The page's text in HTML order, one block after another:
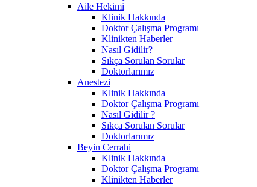
Aile Hekimi
Klinik Hakkında
Doktor Çalışma Programı
Klinikten Haberler
Nasıl Gidilir?
Sıkça Sorulan Sorular
Doktorlarımız
Anestezi
Klinik Hakkında
Doktor Çalışma Programı
Nasıl Gidilir ?
Sıkça Sorulan Sorular
Doktorlarımız
Beyin Cerrahi
Klinik Hakkında
Doktor Çalışma Programı
Klinikten Haberler